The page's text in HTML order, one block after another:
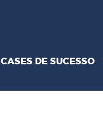
CASES DE SUCESSO